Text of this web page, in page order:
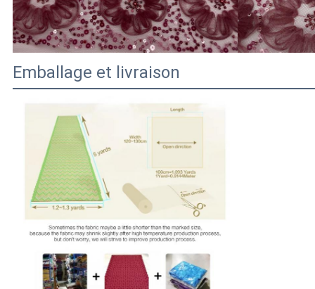
Emballage et livraison